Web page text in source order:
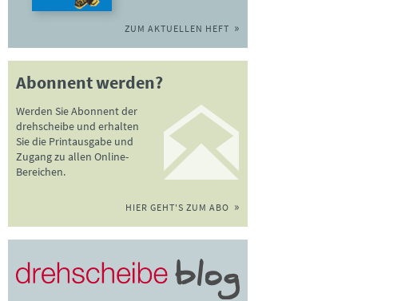
ZUM AKTUELLEN HEFT
Abonnent werden?
Werden Sie Abonnent der
drehscheibe und erhalten
Sie die Printausgabe und
Zugang zu allen Online-
Bereichen.
HIER GEHT'S ZUM ABO